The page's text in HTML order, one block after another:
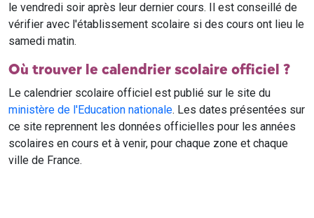
le vendredi soir après leur dernier cours. Il est conseillé de
vérifier avec l'établissement scolaire si des cours ont lieu le
samedi matin.
Où trouver le calendrier scolaire officiel ?
Le calendrier scolaire officiel est publié sur le site du
ministère de l'Education nationale. Les dates présentées sur
ce site reprennent les données officielles pour les années
scolaires en cours et à venir, pour chaque zone et chaque
ville de France.